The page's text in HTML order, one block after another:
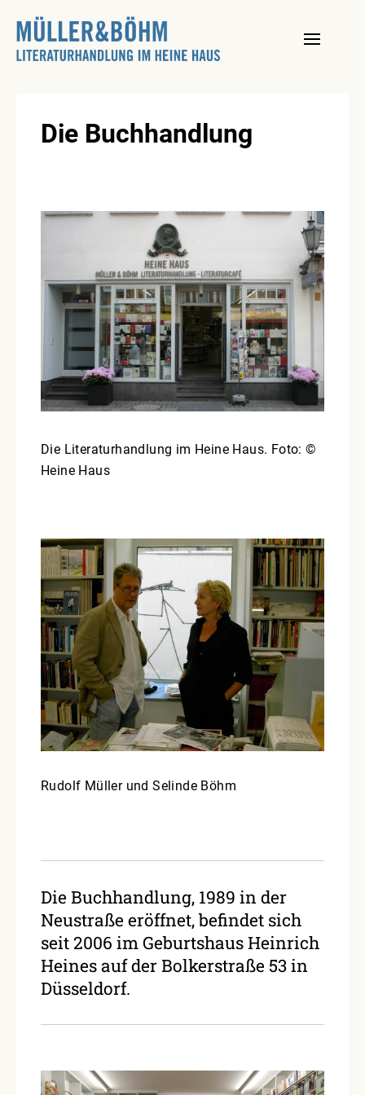
content
Die Buchhandlung
Die Literaturhandlung im Heine Haus. Foto: ©
Heine Haus
Rudolf Müller und Selinde Böhm
Die Buchhandlung, 1989 in der
Neustraße eröffnet, befindet sich
seit 2006 im Geburtshaus Heinrich
Heines auf der Bolkerstraße 53 in
Düsseldorf.